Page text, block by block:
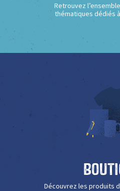
Retrouvez
thématiques dédiés
Découvrez les produits